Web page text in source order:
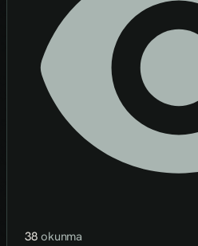
38 okunma